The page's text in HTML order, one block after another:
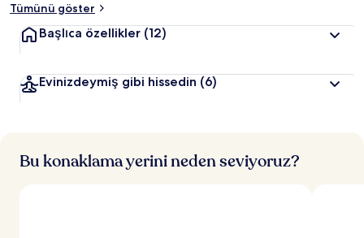
Tümünü göster
Başlıca özellikler (12)
Evinizdeymiş gibi hissedin (6)
Bu konaklama yerini neden seviyoruz?